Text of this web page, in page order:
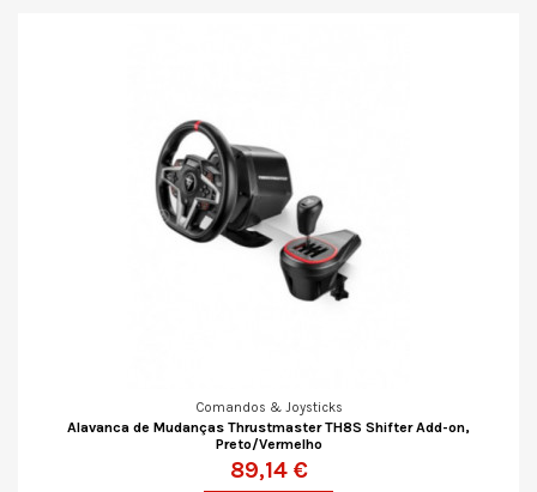
Comandos & Joysticks
Alavanca de Mudanças Thrustmaster TH8S Shifter Add-on,
Preto/Vermelho
89,14 €